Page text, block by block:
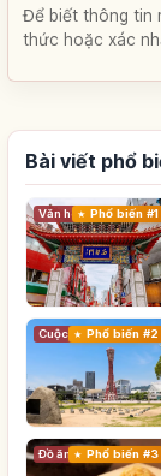
Để biết thông tin
thức hoặc xác
Bài viết phổ
Văn hóa truyền thống
Phổ biến #1
Cuộc sốngPhổ biến #2
Đồ ăn Phổ biến #3